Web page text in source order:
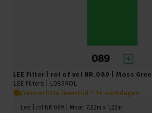
LEE Filter | rol of vel NR.089 | Moss
LEE Filters |
L089ROL
Verwachtte levertijd 7-14 werkdagen
Lee | rol NR.089 | Maat: 7,62m x 1,22m